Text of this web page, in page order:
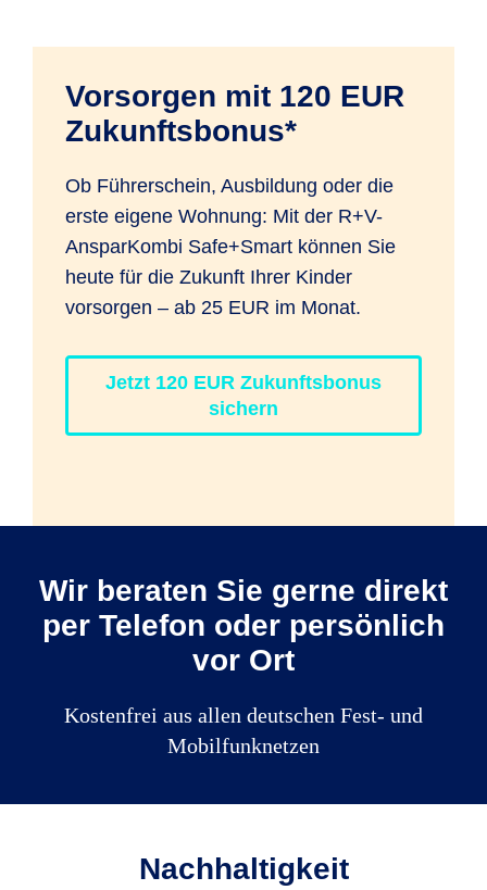
war. Die dargestellte mögliche
Wertentwicklung des Gesamtkapitals
ergibt sich als Summe aus dem sicheren
Kapital, basierend auf der zuletzt
sowie dem Chancen-Kapital, basierend
auf der historischen Wertentwicklung.
Kosten sind in der Darstellung enthalten.
höher oder niedriger als die angegebenen
Werte sein.Die dargestellten möglichen
Werte dienen ausschließlich
Illustrationszwecken. Bisherige und
Die bereitgestellten Informationen wurden
mit großer Sorgfalt erstellt und geprüft.
Für die Richtigkeit der gemachten
übernommen werden.
Steuersatz versteuert).
Vorsorgen mit 120 EUR
Zukunftsbonus*
Ob Führerschein, Ausbildung oder die
erste eigene Wohnung: Mit der R+V-
AnsparKombi Safe+Smart können Sie
heute für die Zukunft Ihrer Kinder
vorsorgen – ab 25 EUR im Monat.
Jetzt 120 EUR Zukunftsbonus
sichern
Wir beraten Sie gerne direkt
per Telefon oder persönlich
vor Ort
Kostenfrei aus allen deutschen Fest- und
Mobilfunknetzen
Nachhaltigkeit